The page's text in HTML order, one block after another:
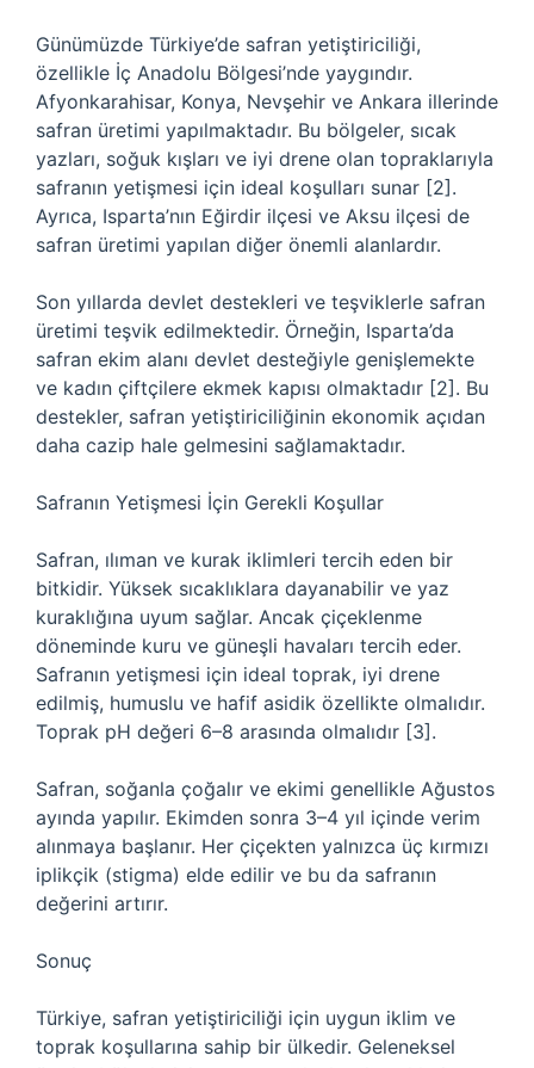
Günümüzde Türkiye’de safran yetiştiriciliği,
özellikle İç Anadolu Bölgesi’nde yaygındır.
Afyonkarahisar, Konya, Nevşehir ve Ankara illerinde
safran üretimi yapılmaktadır. Bu bölgeler, sıcak
yazları, soğuk kışları ve iyi drene olan topraklarıyla
safranın yetişmesi için ideal koşulları sunar [2].
Ayrıca, Isparta’nın Eğirdir ilçesi ve Aksu ilçesi de
safran üretimi yapılan diğer önemli alanlardır.
Son yıllarda devlet destekleri ve teşviklerle safran
üretimi teşvik edilmektedir. Örneğin, Isparta’da
safran ekim alanı devlet desteğiyle genişlemekte
ve kadın çiftçilere ekmek kapısı olmaktadır [2]. Bu
destekler, safran yetiştiriciliğinin ekonomik açıdan
daha cazip hale gelmesini sağlamaktadır.
Safranın Yetişmesi İçin Gerekli Koşullar
Safran, ılıman ve kurak iklimleri tercih eden bir
bitkidir. Yüksek sıcaklıklara dayanabilir ve yaz
kuraklığına uyum sağlar. Ancak çiçeklenme
döneminde kuru ve güneşli havaları tercih eder.
Safranın yetişmesi için ideal toprak, iyi drene
edilmiş, humuslu ve hafif asidik özellikte olmalıdır.
Toprak pH değeri 6–8 arasında olmalıdır [3].
Safran, soğanla çoğalır ve ekimi genellikle Ağustos
ayında yapılır. Ekimden sonra 3–4 yıl içinde verim
alınmaya başlanır. Her çiçekten yalnızca üç kırmızı
iplikçik (stigma) elde edilir ve bu da safranın
değerini artırır.
Sonuç
Türkiye, safran yetiştiriciliği için uygun iklim ve
toprak koşullarına sahip bir ülkedir. Geleneksel